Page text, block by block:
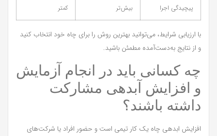
پیچیدگی اجرا بیش‌تر کمتر
با ارزیابی شرایط، می‌توانید بهترین روش را برای چاه خود انتخاب کنید
و از نتایج به‌دست‌آمده مطمئن باشید.
چه کسانی باید در انجام آزمایش
و افزایش آبدهی مشارکت
داشته باشند؟
افزایش ابدهی چاه یک کار تیمی است و حضور افراد یا شرکت‌های